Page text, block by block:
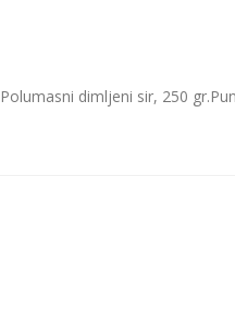
dimljeni sir, 250